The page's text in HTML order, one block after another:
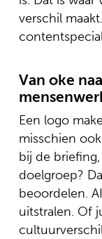
verschil
Van oke
Een logo
misschien
bij de
doelgroep?
beoordelen.
uitstralen. Of